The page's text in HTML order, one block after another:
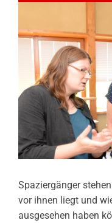
Spaziergänger
vor ihnen liegt und
ausgesehen haben